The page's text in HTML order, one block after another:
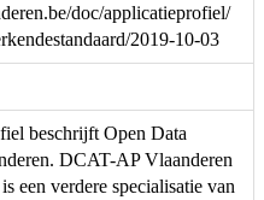
doc/applicatieprofiel/
2019-10-03
beschrijft Open Data
DCAT-AP Vlaanderen
een verdere specialisatie van